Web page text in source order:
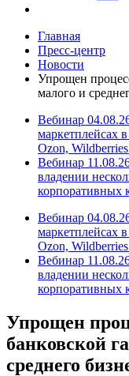
Главная
Пресс-центр
Новости
Упрощен
малого и
Вебинар
маркетплейсах
Ozon,
Вебинар
владении
корпоративных
Вебинар
маркетплейсах
Ozon,
Вебинар
владении
корпоративных
Упрощен
банковской
среднего